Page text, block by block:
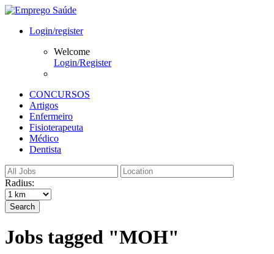
Login/register
Welcome
Login/Register
CONCURSOS
Artigos
Enfermeiro
Fisioterapeuta
Médico
Dentista
Radius:
Search
Jobs tagged "MOH"